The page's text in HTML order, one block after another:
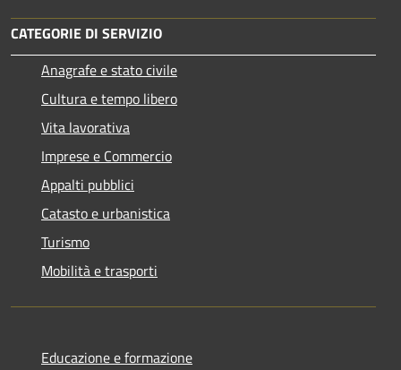
CATEGORIE DI SERVIZIO
Anagrafe e stato civile
Cultura e tempo libero
Vita lavorativa
Imprese e Commercio
Appalti pubblici
Catasto e urbanistica
Turismo
Mobilità e trasporti
Educazione e formazione